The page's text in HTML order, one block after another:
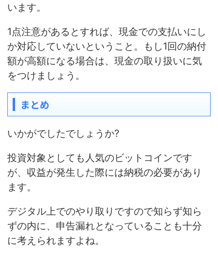
います。
1点注意があるとすれば、 現金での支払いにし
か対応していないということ。もし1回の納付
額が高額になる場合は、現金の取り扱いに気
をつけましょう。
まとめ
いかがでしたでしょうか?
投資対象としても人気のビットコインです
が、収益が発生した際には納税の必要があり
ます。
デジタル上でのやり取りですので知らず知ら
ずの内に、申告漏れとなっていることも十分
に考えられますよね。